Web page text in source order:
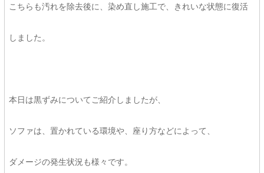
こちらも汚れを除去後に、染め直し施工で、きれいな状態に復活
しました。
本日は黒ずみについてご紹介しましたが、
ソファは、置かれている環境や、座り方などによって、
ダメージの発生状況も様々です。